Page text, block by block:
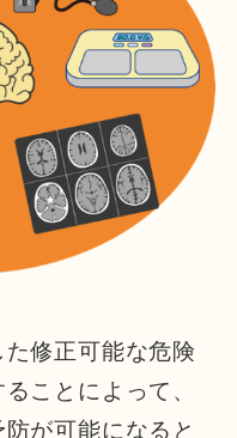
修正可能な危険
ことによって、
が可能になると